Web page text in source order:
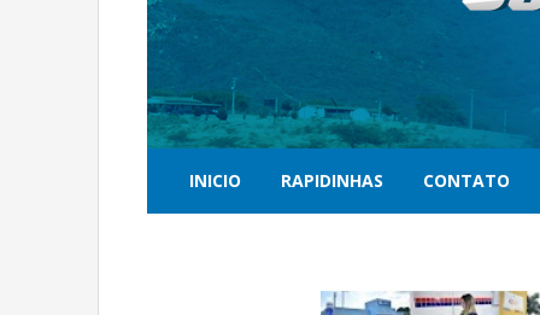
INICIO RAPIDINHAS CONTATO